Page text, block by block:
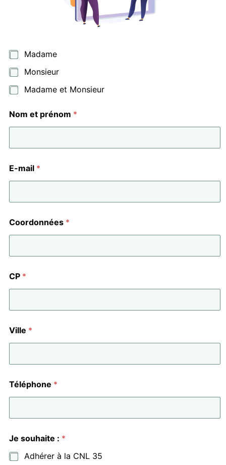
T
t
e
Madame
Monsieur
Madame et Monsieur
Nom et prénom *
E-mail *
Coordonnées *
CP *
Ville *
Téléphone *
Je souhaite : *
Adhérer à la CNL 35